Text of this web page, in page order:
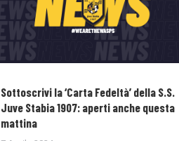
Sottoscrivi la ‘Carta Fedeltà’ della S.S.
Juve Stabia 1907: aperti anche questa
mattina